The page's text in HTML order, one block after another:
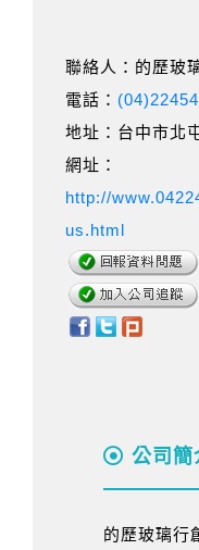
聯絡人：的歷玻
電話：
地址：台中市北
網址：
http://
us.html
公司簡
的歷玻璃行